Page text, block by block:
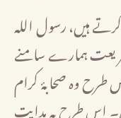
ہیں، رسول اللہ
ہمارے سامنے
طرح وہ صحابۂ کرام
اس طرح یہ ہدایت